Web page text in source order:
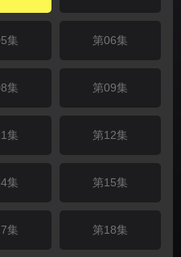
集 第06集
集 第09集
集 第12集
集 第15集
集 第18集